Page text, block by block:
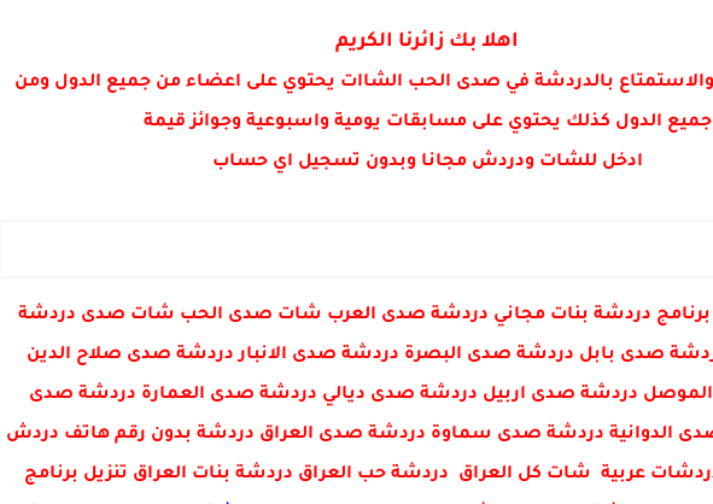
اهلا بك زائرنا الكريم
بالدردشة في صدى الحب الشاات يحتوي على اعضاء من جميع الدول ومن
جميع الدول كذلك يحتوي على مسابقات يومية واسبوعية وجوائز قيمة
ادخل للشات ودردش مجانا وبدون تسجيل اي حساب
برنامج دردشة بنات مجاني دردشة صدى العرب شات صدى الحب شات صدى دردشة
صدى بابل دردشة صدى البصرة دردشة صدى الانبار دردشة صدى صلاح الدين
دردشة صدى اربيل دردشة صدى ديالي دردشة صدى العمارة دردشة صدى
الدوانية دردشة صدى سماوة دردشة صدى العراق دردشة بدون رقم هاتف دردش
عربية شات كل العراق دردشة حب العراق دردشة بنات العراق تنزيل برنامج